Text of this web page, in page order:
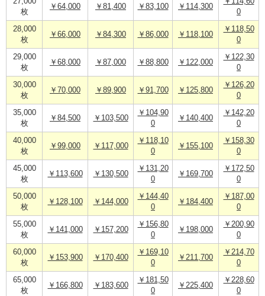
枚
￥64,000 ￥81,400 ￥83,100 ￥114,300
0
28,000
枚
￥66,000 ￥84,300 ￥86,000 ￥118,100
￥118,50
0
29,000
枚
￥68,000 ￥87,000 ￥88,800 ￥122,000
￥122,30
0
30,000
枚
￥70,000 ￥89,900 ￥91,700 ￥125,800
￥126,20
0
35,000
枚
￥84,500 ￥103,500
￥104,90
0
￥140,400
￥142,20
0
40,000
枚
￥99,000 ￥117,000
￥118,10
0
￥155,100
￥158,30
0
45,000
枚
￥113,600 ￥130,500
￥131,20
0
￥169,700
￥172,50
0
50,000
枚
￥128,100 ￥144,000
￥144,40
0
￥184,400
￥187,00
0
55,000
枚
￥141,000 ￥157,200
￥156,80
0
￥198,000
￥200,90
0
60,000
枚
￥153,900 ￥170,400
￥169,10
0
￥211,700
￥214,70
0
65,000
枚
￥166,800 ￥183,600
￥181,50
0
￥225,400
￥228,60
0